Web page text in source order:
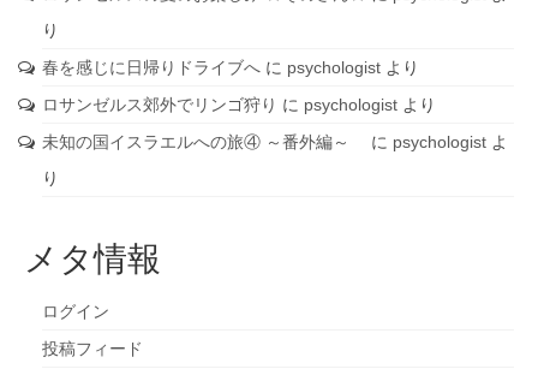
り
春を感じに日帰りドライブへ に psychologist より
ロサンゼルス郊外でリンゴ狩り に psychologist より
未知の国イスラエルへの旅④ ～番外編～
に psychologist よ
り
メタ情報
ログイン
投稿フィード